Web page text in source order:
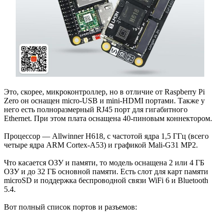
Это, скорее, микроконтроллер, но в отличие от Raspberry Pi
Zero он оснащен micro-USB и mini-HDMI портами. Также у
него есть полноразмерный RJ45 порт для гигабитного
Ethernet. При этом плата оснащена 40-пиновым коннектором.
Процессор — Allwinner H618, с частотой ядра 1,5 ГГц (всего
четыре ядра ARM Cortex-A53) и графикой Mali-G31 MP2.
Что касается ОЗУ и памяти, то модель оснащена 2 или 4 ГБ
ОЗУ и до 32 ГБ основной памяти. Есть слот для карт памяти
microSD и поддержка беспроводной связи WiFi 6 и Bluetooth
5.4.
Вот полный список портов и разъемов: